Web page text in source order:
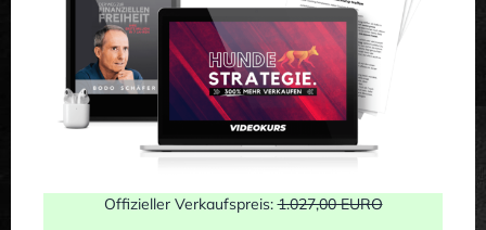
Offizieller Verkaufspreis:1.027,00 EURO